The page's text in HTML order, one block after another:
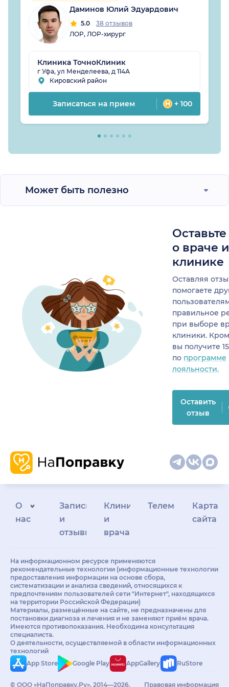
Даминов Юлий Эдуардович
5.0
38 отзывов
ЛОР, ЛОР-хирург
Клиника ТочноКлиник
г Уфа, ул Менделеева, д 114А
Кировский район
Записаться на прием + 100
Может быть полезно
о враче
клинике
Оставляя
помогаете
правильное
при выборе
клиники.
вы получите
по программе
лояльности.
Оставить
отзыв
О
нас
Запись
и
отзывы
Клиникам
и
врачам
Телемедицина
Карта
сайта
На информационном ресурсе применяются
рекомендательные технологии (информационные технологии
предоставления информации на основе сбора,
систематизации и анализа сведений, относящихся к
предпочтениям пользователей сети "Интернет", находящихся
на территории Российской Федерации)
Материалы, размещённые на сайте, не предназначены для
постановки диагноза и лечения и не заменяют приём врача.
Имеются противопоказания. Необходима консультация
специалиста.
О деятельности, осуществляемой в области информационных
технологий
App Store
Google Play AppGallery RuStore
© ООО «НаПоправку.Ру», 2014—2026.
Правовая информация